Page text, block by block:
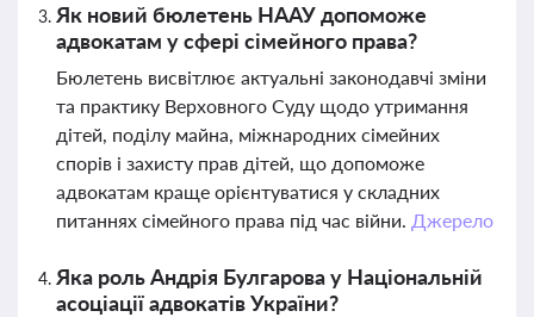
Як новий бюлетень НААУ допоможе
адвокатам у сфері сімейного права?
Бюлетень висвітлює актуальні законодавчі зміни
та практику Верховного Суду щодо утримання
дітей, поділу майна, міжнародних сімейних
спорів і захисту прав дітей, що допоможе
адвокатам краще орієнтуватися у складних
питаннях сімейного права під час війни. Джерело
Яка роль Андрія Булгарова у Національній
асоціації адвокатів України?